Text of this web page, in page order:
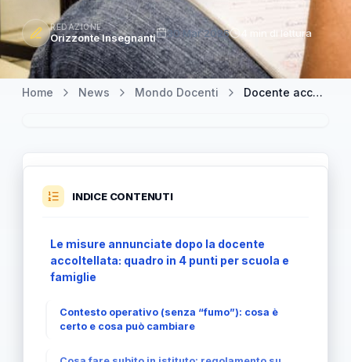
REDAZIONE
Orizzonte Insegnanti 30 Mar 2026 4 min di lettura
Home News Mondo Docenti Docente accoltellata: Valditara rassicura sullo stato di salute e rilancia patto scuola-famiglia, cellulare in classe e supporto psicologico
INDICE CONTENUTI
Le misure annunciate dopo la docente
accoltellata: quadro in 4 punti per scuola e
famiglie
Contesto operativo (senza “fumo”): cosa è
certo e cosa può cambiare